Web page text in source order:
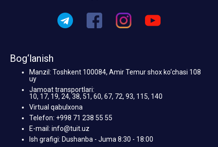
Bog‘lanish
Manzil: Toshkent 100084, Amir Temur shox ko‘chasi 108
uy
Jamoat transportlari:
10, 17, 19, 24, 38, 51, 60, 67, 72, 93, 115, 140
Virtual qabulxona
Telefon: +998 71 238 55 55
E-mail: info@tuit.uz
Ish grafigi: Dushanba - Juma 8:30 - 18:00